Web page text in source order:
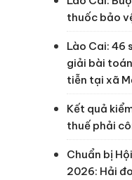
thuốc bảo
Lào Cai: 46
giải bài
tiễn tại xã
Kết quả
thuế phải
Chuẩn bị
2026: Hải